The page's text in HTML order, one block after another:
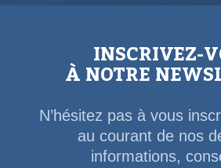
INSCRIVEZ-
À NOTRE
N’hésitez pas à vous
au courant de nos
informations,